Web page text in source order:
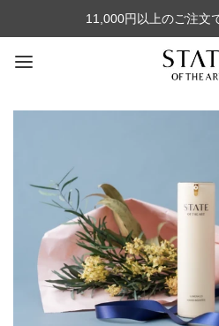
11,000円以上のご注文